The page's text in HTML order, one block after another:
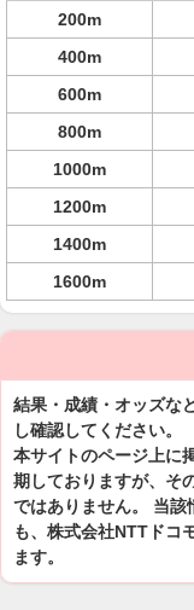
200m
400m
600m
800m
1000m
1200m
1400m
1600m
結果・成績・オッズな
し確認してください。
本サイトのページ上に
期しておりますが、そ
ではありません。 当該
も、株式会社NTTドコ
ます。